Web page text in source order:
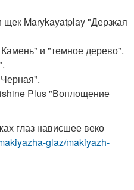
Marykayatplay "Дерзкая
и "темное дерево".
Plus "Воплощение
глаз нависшее веко
glaz/makiyazh-